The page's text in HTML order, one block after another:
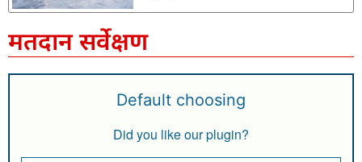
मतदान सर्वेक्षण
Default choosing
Did you like our plugin?